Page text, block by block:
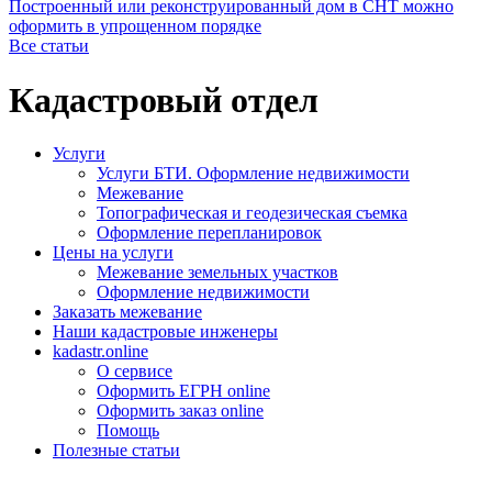
Построенный или реконструированный дом в СНТ можно
оформить в упрощенном порядке
Все статьи
Кадастровый отдел
Услуги
Услуги БТИ. Оформление недвижимости
Межевание
Топографическая и геодезическая съемка
Оформление перепланировок
Цены на услуги
Межевание земельных участков
Оформление недвижимости
Заказать межевание
Наши кадастровые инженеры
kadastr.online
О сервисе
Оформить ЕГРН online
Оформить заказ online
Помощь
Полезные статьи